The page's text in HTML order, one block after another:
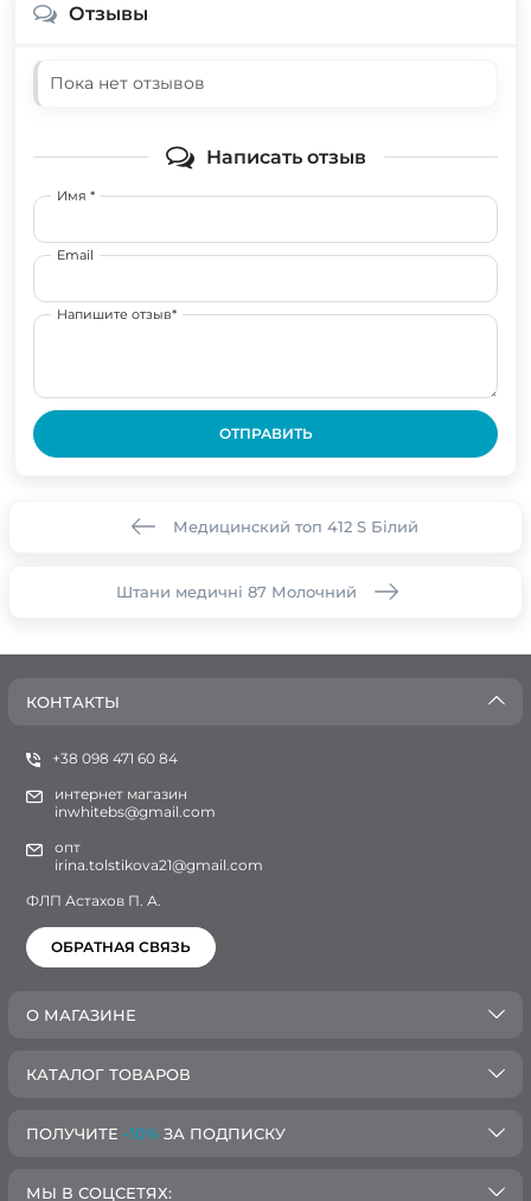
Отзывы
Пока нет отзывов
Написать отзыв
Имя *
Email
Напишите отзыв*
ОТПРАВИТЬ
Медицинский топ 412 S Білий
Штани медичні 87 Молочний
КОНТАКТЫ
+38 098 471 60 84
интернет магазин
inwhitebs@gmail.com
опт
irina.tolstikova21@gmail.com
ФЛП Астахов П. А.
ОБРАТНАЯ СВЯЗЬ
О МАГАЗИНЕ
КАТАЛОГ ТОВАРОВ
ПОЛУЧИТЕ -10% ЗА ПОДПИСКУ
МЫ В СОЦСЕТЯХ: